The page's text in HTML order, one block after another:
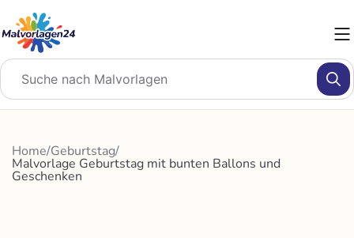
Inhalt
springen
Home/Geburtstag/
Malvorlage Geburtstag mit bunten Ballons und
Geschenken